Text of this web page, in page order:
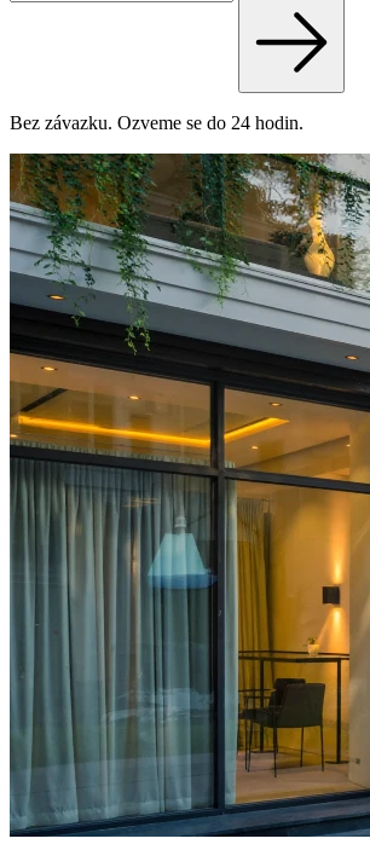
Bez závazku. Ozveme se do 24 hodin.